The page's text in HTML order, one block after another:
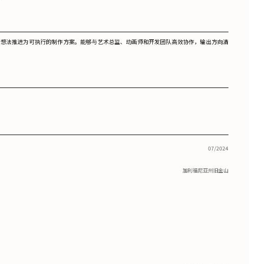
推进为可执行的制作方案。能够与艺术总监、动画师和开发团队高效协作，输出方向清
07/2024
加利福尼亚州旧金山